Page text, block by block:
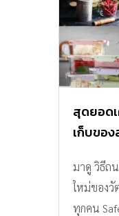
สุดยอด
เก็บขอ
มาดู วิธีถ
ใหม่ของวั
ทุกคน